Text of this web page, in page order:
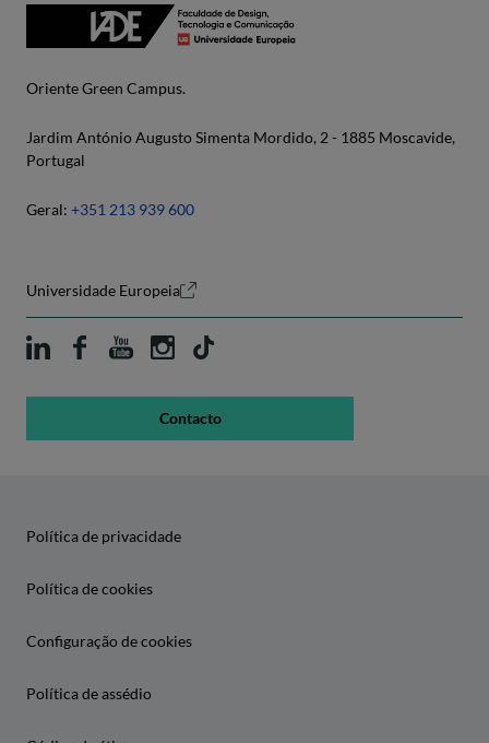
Oriente Green Campus.
Jardim António Augusto Simenta Mordido, 2 - 1885 Moscavide,
Portugal
Geral: +351 213 939 600
Universidade Europeia
Contacto
Política de privacidade
Política de cookies
Configuração de cookies
Política de assédio